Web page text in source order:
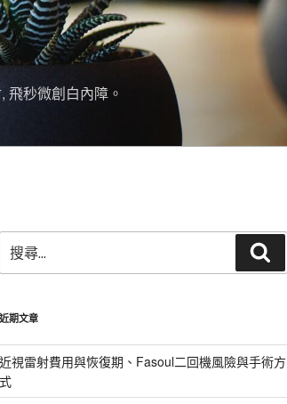
秒微創白內障。
尋
關
字:
尋
近期文章
近視雷射費用與恢復期、Fasoul二回機風險與手術方
式